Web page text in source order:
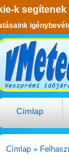
k
Címlap
Címlap »